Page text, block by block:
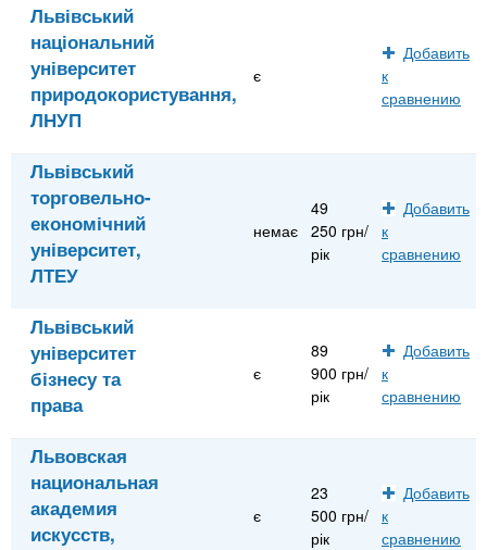
Львівський
національний
університет
природокористування,
ЛНУП
є
Добавить
к
сравнению
Львівський
торговельно-
економічний
університет,
ЛТЕУ
немає
49
250 грн/
рік
Добавить
к
сравнению
Львівський
університет
бізнесу та
права
є
89
900 грн/
рік
Добавить
к
сравнению
Львовская
национальная
академия
искусств,
є
23
500 грн/
рік
Добавить
к
сравнению